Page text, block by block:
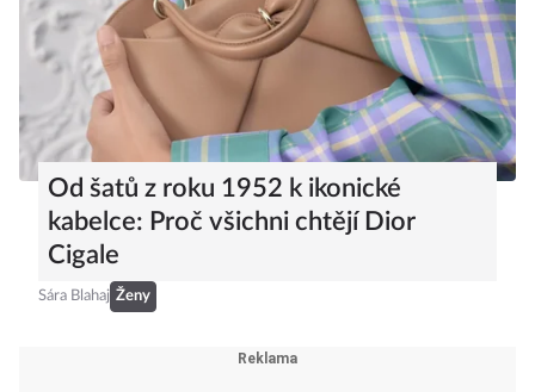
Od šatů z roku 1952 k ikonické
kabelce: Proč všichni chtějí Dior
Cigale
Sára Blahaj Ženy